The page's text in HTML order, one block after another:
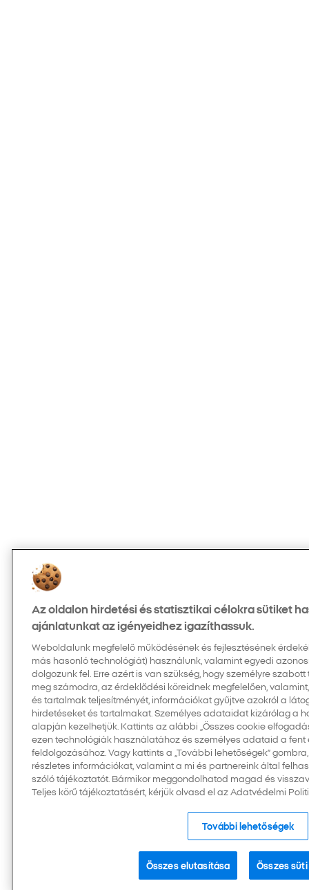
Az oldalon hirdetési és statisztikai célokra sütiket
ajánlatunkat az igényeidhez igazíthassuk.
Weboldalunk megfelelő működésének és fejlesztésének
más hasonló technológiát) használunk, valamint egyedi
dolgozunk fel. Erre azért is van szükség, hogy személyre
meg számodra, az érdeklődési köreidnek megfelelően,
és tartalmak teljesítményét, információkat gyűjtve azokról a
hirdetéseket és tartalmakat. Személyes adataidat kizárólag a
alapján kezelhetjük. Kattints az alábbi „Összes cookie
ezen technológiák használatához és személyes adataid a fent
feldolgozásához. Vagy kattints a „További lehetőségek”
részletes információkat, valamint a mi és partnereink által
szóló tájékoztatót. Bármikor meggondolhatod magad és
Teljes körű tájékoztatásért, kérjük olvasd el az Adatvédelmi
További lehetőségek
Összes elutasítása Összes